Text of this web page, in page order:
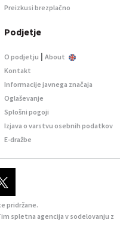
Preizkusi brezplačno
Podjetje
O podjetju | About
Kontakt
Informacije javnega značaja
Oglaševanje
Splošni pogoji
Izjava o varstvu osebnih podatkov
E-dražbe
pridržane.
spletna agencijav sodelovanju z